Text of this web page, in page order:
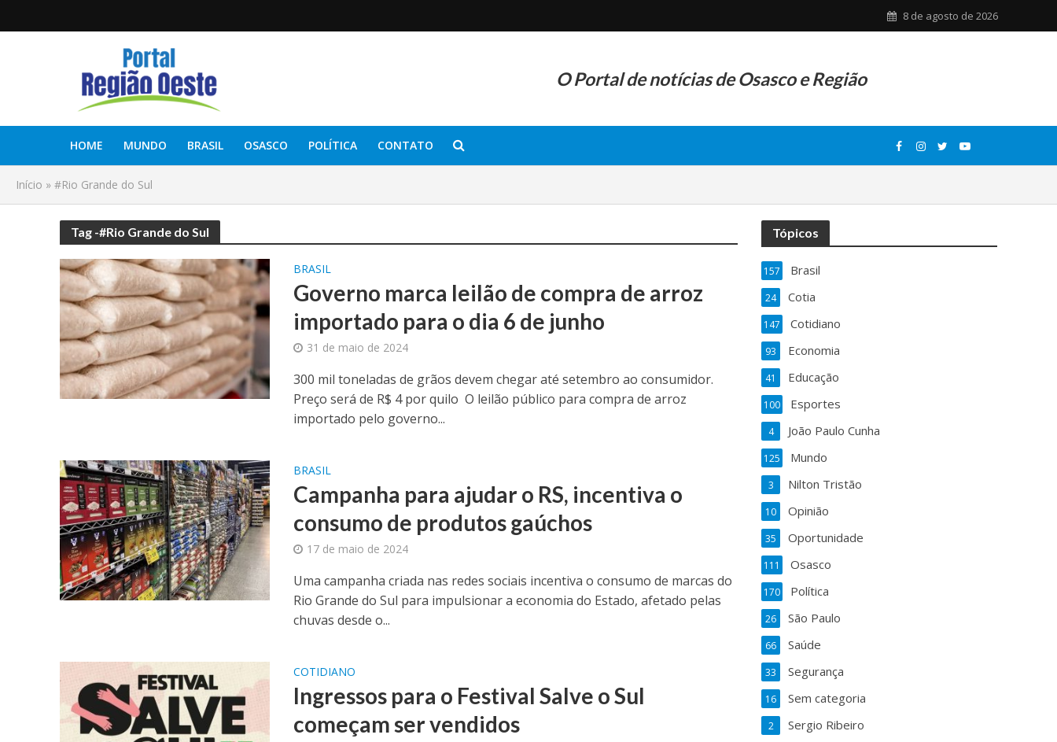
8 de agosto de 2026
O Portal de notícias de Osasco e Região
HOME MUNDO BRASIL OSASCO POLÍTICA CONTATO
Início » #Rio Grande do Sul
Tag -#Rio Grande do Sul
BRASIL
Governo marca leilão de compra de arroz
importado para o dia 6 de junho
31 de maio de 2024
300 mil toneladas de grãos devem chegar até setembro ao consumidor.
Preço será de R$ 4 por quilo O leilão público para compra de arroz
importado pelo governo...
BRASIL
Campanha para ajudar o RS, incentiva o
consumo de produtos gaúchos
17 de maio de 2024
Uma campanha criada nas redes sociais incentiva o consumo de marcas do
Rio Grande do Sul para impulsionar a economia do Estado, afetado pelas
chuvas desde o...
COTIDIANO
Ingressos para o Festival Salve o Sul
começam ser vendidos
Tópicos
Brasil
157
Cotia
24
Cotidiano
147
Economia
93
Educação
41
Esportes
100
João Paulo Cunha
4
Mundo
125
Nilton Tristão
3
Opinião
10
Oportunidade
35
Osasco
111
Política
170
São Paulo
26
Saúde
66
Segurança
33
Sem categoria
16
Sergio Ribeiro
2